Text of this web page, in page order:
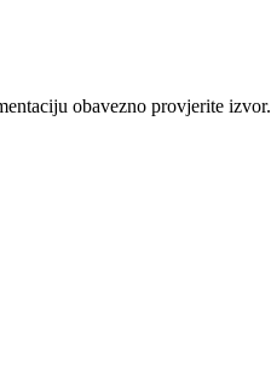
obavezno provjerite izvor.